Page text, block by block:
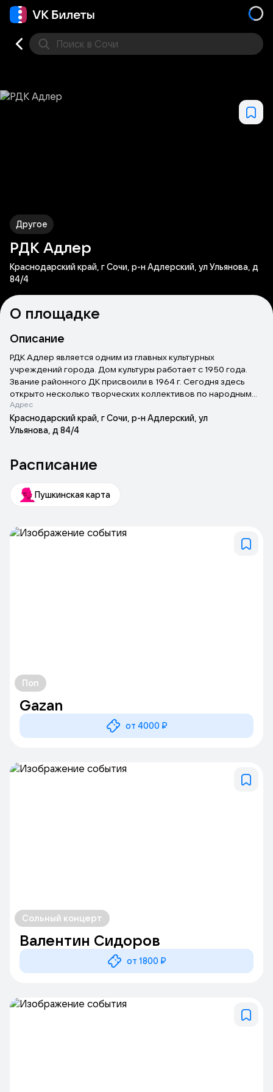
Поиск в Сочи
Другое
РДК Адлер
Краснодарский край, г Сочи, р-н Адлерский, ул Ульянова, д
84/4
О площадке
Описание
РДК Адлер является одним из главных культурных
учреждений города. Дом культуры работает с 1950 года.
Звание районного ДК присвоили в 1964 г. Сегодня здесь
открыто несколько творческих коллективов по народным
танцам, хоровому пению, вокалу, спортивной аэробике
(задействовано порядка 700-сот человек). Некоторые из
них являются обладателями званий «Образцовый»,
конкурсы, на которые приходят не только горожане, но и
культурно - досуговых мероприятий для населения разного
возраста. Их тема близка к сохранности и возобновлению
содействие нравственному и эстетическому воспитанию
подрастающего поколения. На базе ДК организуются
Адрес
Краснодарский край, г Сочи, р-н Адлерский, ул
Ульянова, д 84/4
Расписание
Пушкинская карта
Поп
Gazan
от 4000 ₽
Сольный концерт
Валентин Сидоров
от 1800 ₽